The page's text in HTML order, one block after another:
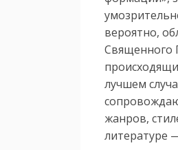
вероятно,
Священного
лучшем
жанров,
литературе